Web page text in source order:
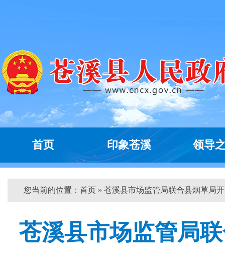
首页 印象苍溪 领导
您当前的位置： 首页 » 苍溪县市场监管局联合县烟草局
苍溪县市场监管局